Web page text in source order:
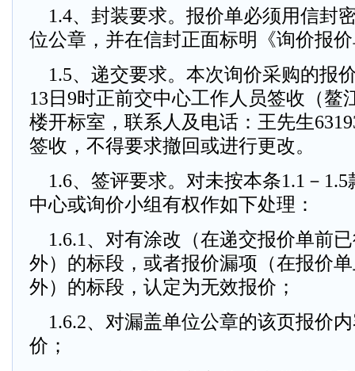
1.4、封装要求。报价单必须用信封
位公章，并在信封正面标明《询价报
1.5、递交要求。本次询价采购的报
13日9时正前交中心工作人员签收（鳌
楼开标室，联系人及电话：王先生
签收，不得要求撤回或进行更改。
1.6、签评要求。对未按本条1.1－
中心或询价小组有权作如下处理：
1.6.1、对有涂改（在递交报价单前
外）的标段，或者报价漏项（在报价
外）的标段，认定为无效报价；
1.6.2、对漏盖单位公章的该页报价
价；